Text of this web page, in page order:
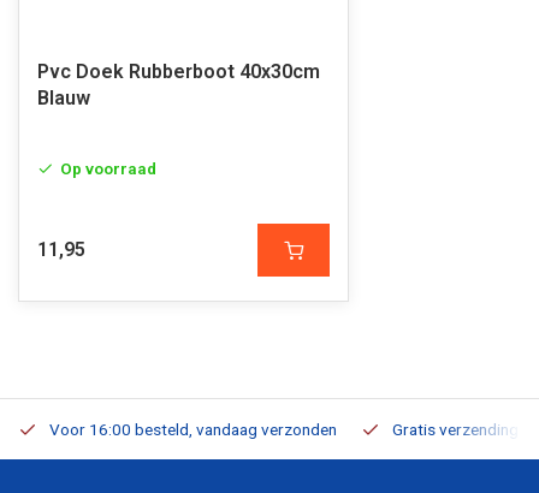
Pvc Doek Rubberboot 40x30cm
Blauw
Op voorraad
11,95
Voor 16:00 besteld, vandaag verzonden Gratis verzending